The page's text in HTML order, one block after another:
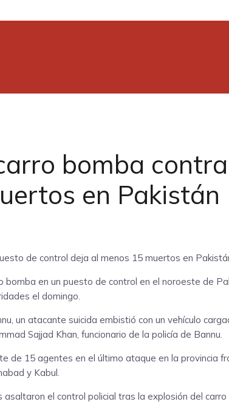
bomba
en Pakistán
bomba en un puesto de control en el noroeste de
el domingo.
un atacante suicida embistió con un vehículo
Sajjad Khan, funcionario de la policía de Bannu.
de 15 agentes en el último ataque en la
y Kabul.
el control policial tras la explosión del